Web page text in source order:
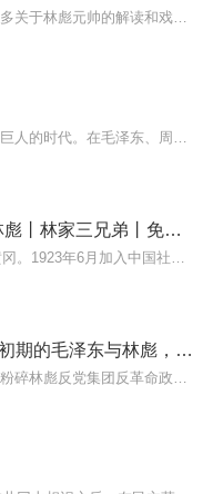
林彪的这一生丨功过林彪丨林家三兄弟丨免费专辑
文革中的林彪｜“文革”初期的毛泽东与林彪，林彪从接班人到叛逃真相｜叶群 江青四人帮